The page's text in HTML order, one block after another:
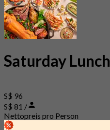
Saturday Lunch
S$ 96
S$ 81 /
Nettopreis pro Person